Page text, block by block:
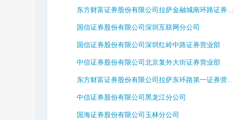
东方财富证券股份有限公司拉萨金融城南环路证券...
国信证券股份有限公司深圳互联网分公司
国信证券股份有限公司深圳红岭中路证券营业部
中信证券股份有限公司北京复外大街证券营业部
东方财富证券股份有限公司拉萨东环路第一证券营...
中信证券股份有限公司黑龙江分公司
国海证券股份有限公司玉林分公司